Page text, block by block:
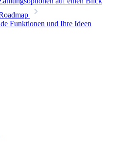
Funktionen und Ihre Ideen